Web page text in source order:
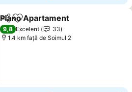
DistribuițiAdăugaţi la favorite
Piano Apartament
9,8 Excelent
33
1.4 km faţă de Soimul 2